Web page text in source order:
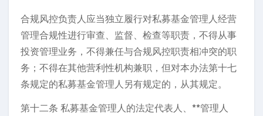
合规风控负责人应当独立履行对私募基金管理人经营
管理合规性进行审查、监督、检查等职责，不得从事
投资管理业务，不得兼任与合规风控职责相冲突的职
务；不得在其他营利性机构兼职，但对本办法第十七
条规定的私募基金管理人另有规定的，从其规定。
第十二条 私募基金管理人的法定代表人、**管理人